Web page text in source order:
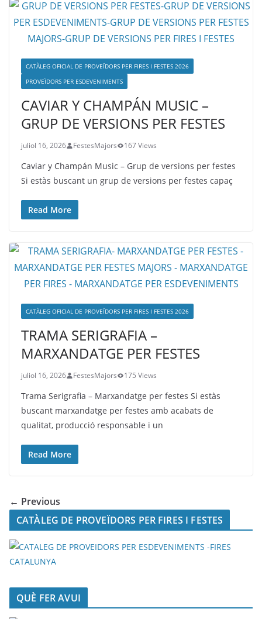
CATÀLEG OFICIAL DE PROVEÏDORS PER FIRES I FESTES 2026
PROVEÏDORS PER ESDEVENIMENTS
CAVIAR Y CHAMPÁN MUSIC –
GRUP DE VERSIONS PER FESTES
juliol 16, 2026 FestesMajors 167 Views
Caviar y Champán Music – Grup de versions per festes
Si estàs buscant un grup de versions per festes capaç
Read More
CATÀLEG OFICIAL DE PROVEÏDORS PER FIRES I FESTES 2026
TRAMA SERIGRAFIA –
MARXANDATGE PER FESTES
juliol 16, 2026 FestesMajors 175 Views
Trama Serigrafia – Marxandatge per festes Si estàs
buscant marxandatge per festes amb acabats de
qualitat, producció responsable i un
Read More
← Previous
CATÀLEG DE PROVEÏDORS PER FIRES I FESTES
QUÈ FER AVUI